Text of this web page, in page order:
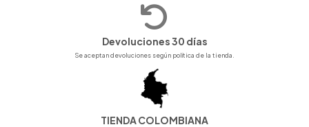
Devoluciones 30 días
Se aceptan devoluciones según política de la tienda.
TIENDA COLOMBIANA